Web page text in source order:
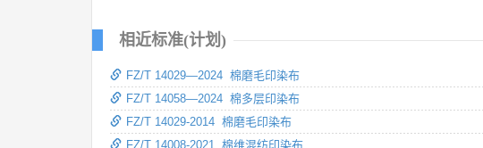
相近标准(计划)
FZ/T 14029—2024 棉磨毛印染布
FZ/T 14058—2024 棉多层印染布
FZ/T 14029-2014 棉磨毛印染布
FZ/T 14008-2021 棉维混纺印染布